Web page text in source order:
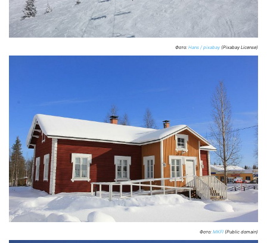
Фото: Hans / pixabay (Pixabay License)
Фото: MKFI (Public domain)